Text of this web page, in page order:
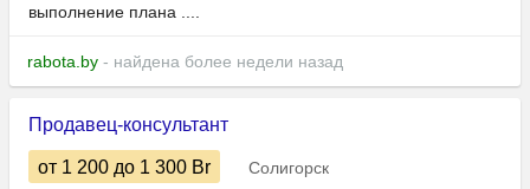
выполнение плана ....
rabota.by - найдена более недели назад
Продавец-консультант
от 1 200 до 1 300 Br
Солигорск